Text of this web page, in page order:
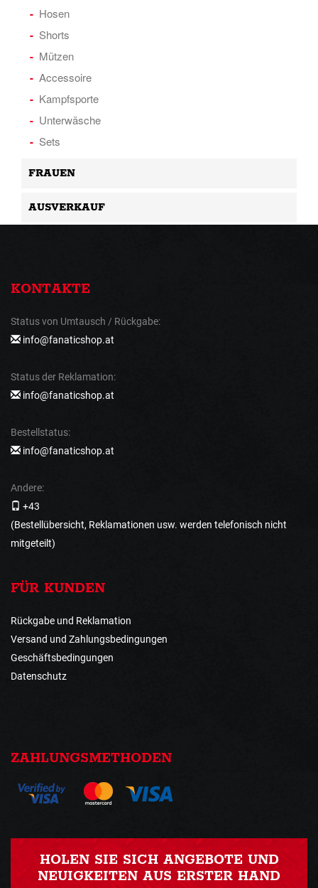
Hosen
Shorts
Mützen
Accessoire
Kampfsporte
Unterwäsche
Sets
FRAUEN
AUSVERKAUF
KONTAKTE
Status von Umtausch / Rückgabe:
info@fanaticshop.at
Status der Reklamation:
info@fanaticshop.at
Bestellstatus:
info@fanaticshop.at
Andere:
+43
(Bestellübersicht, Reklamationen usw. werden telefonisch nicht
mitgeteilt)
FÜR KUNDEN
Rückgabe und Reklamation
Versand und Zahlungsbedingungen
Geschäftsbedingungen
Datenschutz
ZAHLUNGSMETHODEN
HOLEN SIE SICH ANGEBOTE UND
NEUIGKEITEN AUS ERSTER HAND